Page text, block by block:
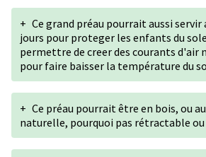
+ Ce grand préau pourrait aussi servir
jours pour proteger les enfants du
permettre de creer des courants d'air
pour faire baisser la température du
+ Ce préau pourrait être en bois, ou
naturelle, pourquoi pas rétractable